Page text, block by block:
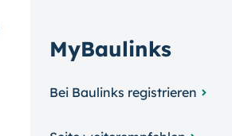
MyBaulinks
Bei Baulinks registrieren